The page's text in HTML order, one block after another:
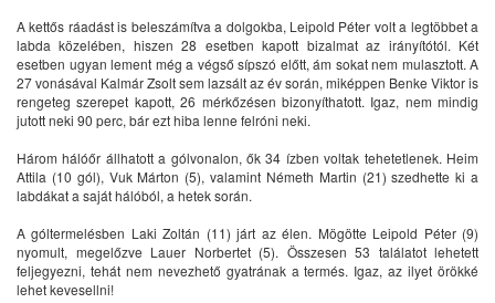
A kettős ráadást is beleszámítva a dolgokba, Leipold Péter volt a legtöbbet a
labda közelében, hiszen 28 esetben kapott bizalmat az irányítótól. Két
esetben ugyan lement még a végső sípszó előtt, ám sokat nem mulasztott. A
27 vonásával Kalmár Zsolt sem lazsált az év során, miképpen Benke Viktor is
rengeteg szerepet kapott, 26 mérkőzésen bizonyíthatott. Igaz, nem mindig
jutott neki 90 perc, bár ezt hiba lenne felróni neki.
Három hálóőr állhatott a gólvonalon, ők 34 ízben voltak tehetetlenek. Heim
Attila (10 gól), Vuk Márton (5), valamint Németh Martin (21) szedhette ki a
labdákat a saját hálóból, a hetek során.
A góltermelésben Laki Zoltán (11) járt az élen. Mögötte Leipold Péter (9)
nyomult, megelőzve Lauer Norbertet (5). Összesen 53 találatot lehetett
feljegyezni, tehát nem nevezhető gyatrának a termés. Igaz, az ilyet örökké
lehet kevesellni!